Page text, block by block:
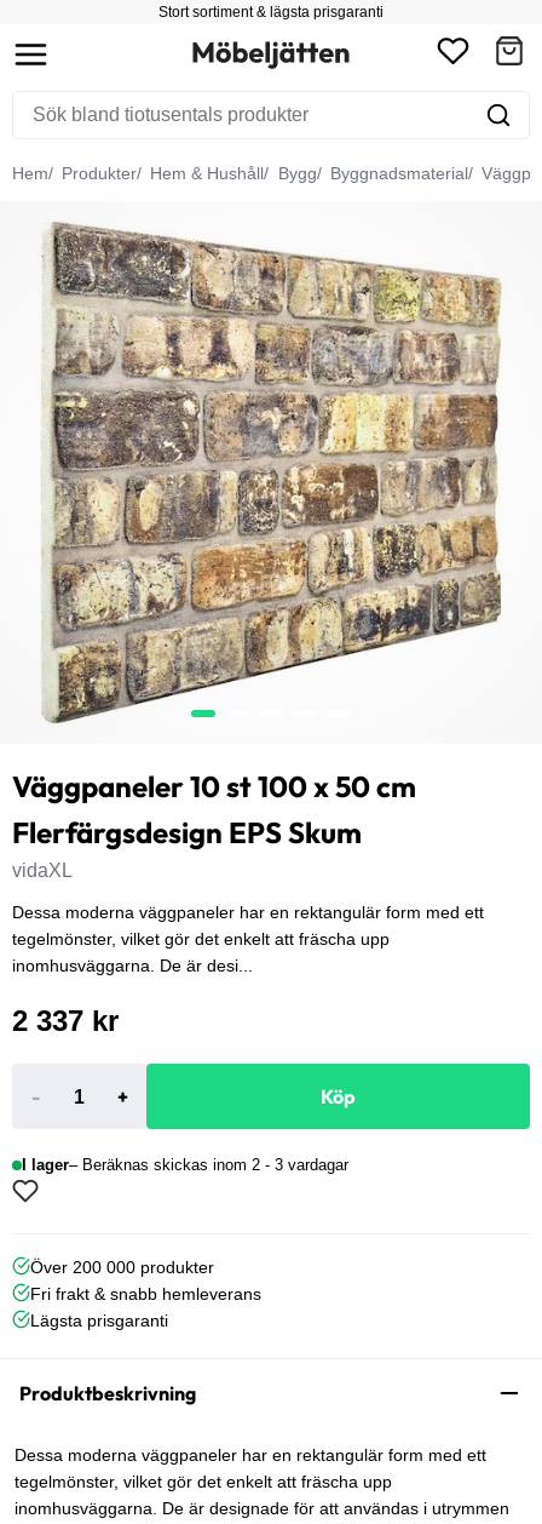
Stort sortiment & lägsta prisgaranti
Hem Produkter Hem & Hushåll Bygg Byggnadsmaterial
Väggpaneler 10 st 100 x 50 cm
Flerfärgsdesign EPS Skum
vidaXL
Dessa moderna väggpaneler har en rektangulär form med ett
tegelmönster, vilket gör det enkelt att fräscha upp
inomhusväggarna. De är desi...
2 337 kr
- + Köp
I lager Beräknas skickas inom 2 - 3 vardagar
Över 200 000 produkter
Fri frakt & snabb hemleverans
Lägsta prisgaranti
Produktbeskrivning
Dessa moderna väggpaneler har en rektangulär form med ett
tegelmönster, vilket gör det enkelt att fräscha upp
inomhusväggarna. De är designade för att användas i utrymmen